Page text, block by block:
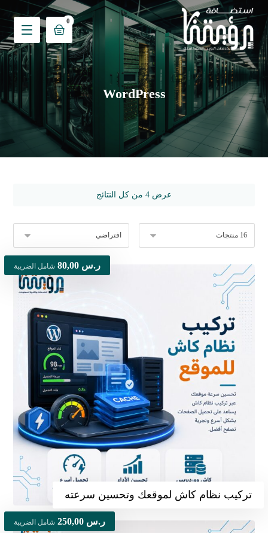
WordPress
عرض ⁦4⁩ من كل النتائج
تركيب نظام كاش لموقعك وتحسين سرعته
ر.س شامل الضريبة
ر.س شامل الضريبة